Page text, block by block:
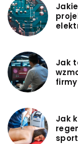
Jak
Jak